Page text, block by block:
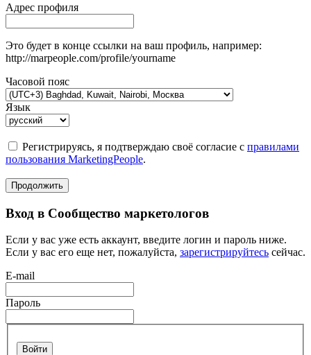
Адрес профиля
Это будет в конце ссылки на ваш профиль, например:
http://marpeople.com/profile/yourname
Часовой пояс
Язык
Регистрируясь, я подтверждаю своё согласие с правилами
пользования MarketingPeople.
Продолжить
Вход в Сообщество маркетологов
Если у вас уже есть аккаунт, введите логин и пароль ниже.
Если у вас его еще нет, пожалуйста, зарегистрируйтесь сейчас.
E-mail
Пароль
Войти